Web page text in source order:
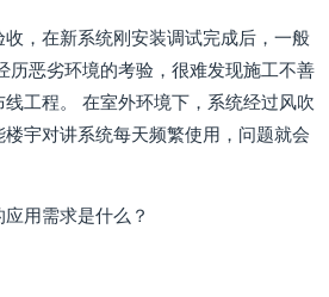
，在新系统刚安装调试完成后，一般
历恶劣环境的考验，很难发现施工不善
工程。 在室外环境下，系统经过风吹
宇对讲系统每天频繁使用，问题就会
用需求是什么？